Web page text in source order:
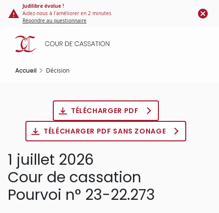
Panneau de gestion des cookies
contenu
principal
Judilibre évolue !
Aidez-nous à l'améliorer en 2 minutes
Répondre au questionnaire
Accueil Décision
TÉLÉCHARGER PDF
TÉLÉCHARGER PDF SANS ZONAGE
1 juillet 2026
Cour de cassation
Pourvoi n° 23-22.273